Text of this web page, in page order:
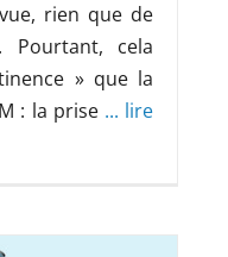
rien que de
Pourtant, cela
» que la
: la prise ... lire